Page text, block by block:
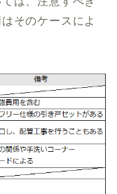
そのケースによ